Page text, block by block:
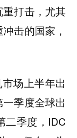
打击，尤其
击的国家，
场上半年出
季度全球出
二季度，IDC